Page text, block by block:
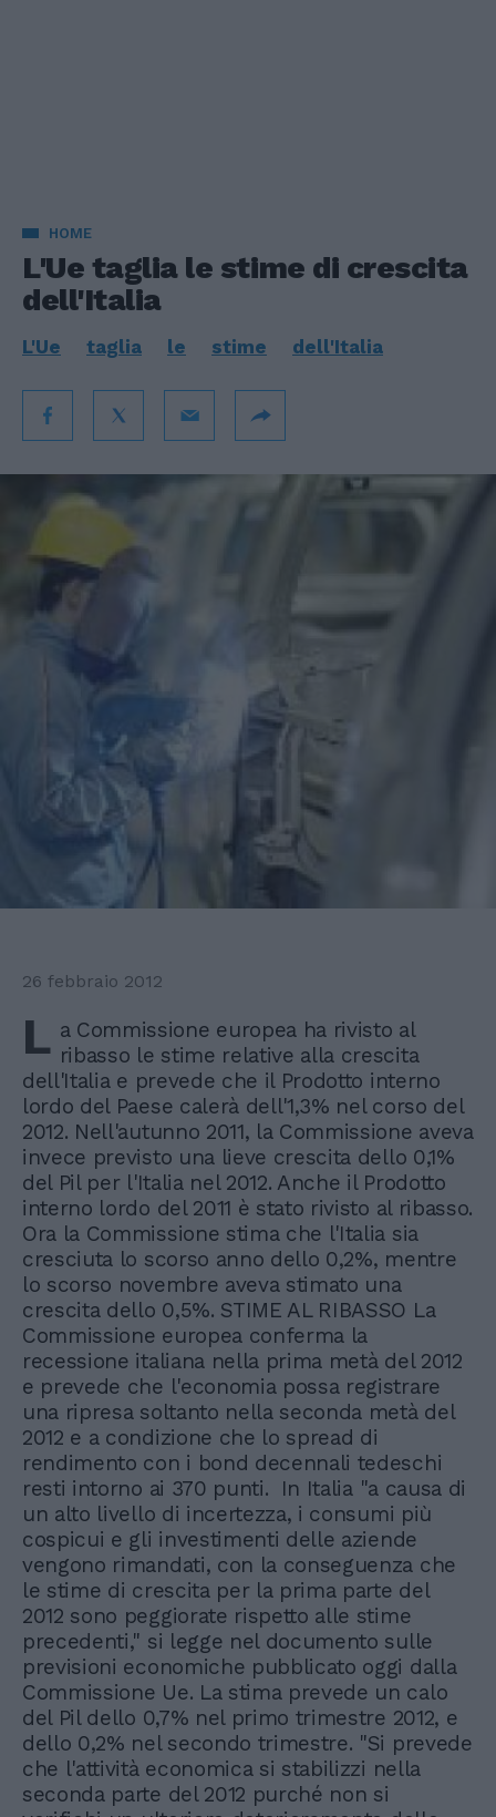
HOME
L'Ue taglia le stime di crescita
dell'Italia
L'Ue taglia le stime dell'Italia
26 febbraio 2012
L a Commissione europea ha rivisto al
ribasso le stime relative alla crescita
dell'Italia e prevede che il Prodotto interno
lordo del Paese calerà dell'1,3% nel corso del
2012. Nell'autunno 2011, la Commissione aveva
invece previsto una lieve crescita dello 0,1%
del Pil per l'Italia nel 2012. Anche il Prodotto
interno lordo del 2011 è stato rivisto al ribasso.
Ora la Commissione stima che l'Italia sia
cresciuta lo scorso anno dello 0,2%, mentre
lo scorso novembre aveva stimato una
crescita dello 0,5%. STIME AL RIBASSO La
Commissione europea conferma la
recessione italiana nella prima metà del 2012
e prevede che l'economia possa registrare
una ripresa soltanto nella seconda metà del
2012 e a condizione che lo spread di
rendimento con i bond decennali tedeschi
resti intorno ai 370 punti. In Italia "a causa di
un alto livello di incertezza, i consumi più
cospicui e gli investimenti delle aziende
vengono rimandati, con la conseguenza che
le stime di crescita per la prima parte del
2012 sono peggiorate rispetto alle stime
precedenti," si legge nel documento sulle
previsioni economiche pubblicato oggi dalla
Commissione Ue. La stima prevede un calo
del Pil dello 0,7% nel primo trimestre 2012, e
dello 0,2% nel secondo trimestre. "Si prevede
che l'attività economica si stabilizzi nella
seconda parte del 2012 purché non si